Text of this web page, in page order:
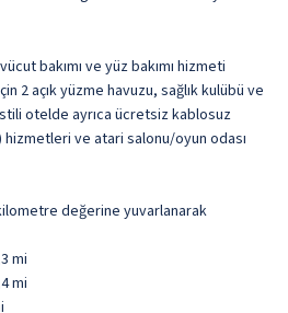
bakımı ve yüz bakımı hizmeti
2 açık yüzme havuzu, sağlık kulübü ve
otelde ayrıca ücretsiz kablosuz
ve atari salonu/oyun odası
değerine yuvarlanarak
mi
mi